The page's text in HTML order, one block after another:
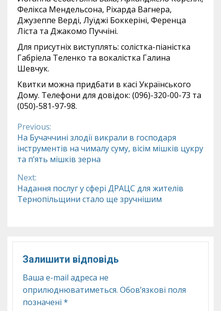
Фелікса Мендельсона, Ріхарда Вагнера,
Джузеппе Верді, Луїджі Боккеріні, Ференца
Ліста та Джакомо Пуччіні.
Для присутніх виступлять: солістка-піаністка
Габріела Теленко та вокалістка Галина
Шевчук.
Квитки можна придбати в касі Українського
Дому. Телефони для довідок: (096)-320-00-73 та
(050)-581-97-98.
Continue
Reading
Previous:
На Бучаччині злодії викрали в господаря
інструментів на чималу суму, вісім мішків цукру
та п’ять мішків зерна
Next:
Надання послуг у сфері ДРАЦС для жителів
Тернопільщини стало ще зручнішим
Залишити відповідь
Ваша e-mail адреса не
оприлюднюватиметься. Обов’язкові поля
позначені *